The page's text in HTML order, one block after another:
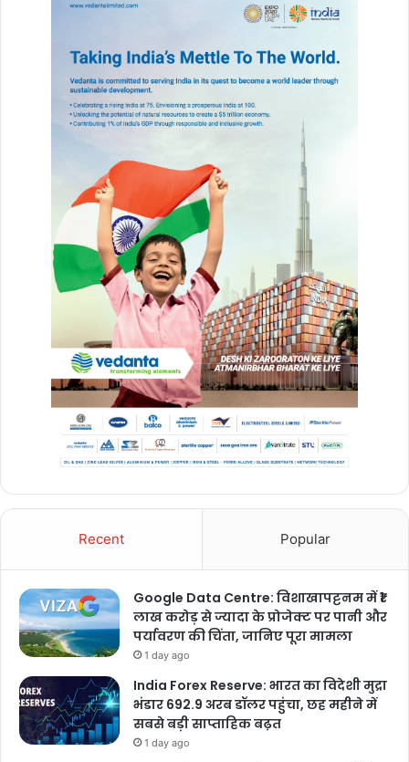
Recent Popular
Google Data Centre: विशाखापट्टनम में ₹1
लाख करोड़ से ज्यादा के प्रोजेक्ट पर पानी और
पर्यावरण की चिंता, जानिए पूरा मामला
1 day ago
India Forex Reserve: भारत का विदेशी मुद्रा
भंडार 692.9 अरब डॉलर पहुंचा, छह महीने में
सबसे बड़ी साप्ताहिक बढ़त
1 day ago